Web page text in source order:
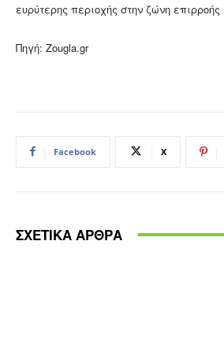
ευρύτερης περιοχής στην ζώνη επιρροής
Πηγή: Zougla.gr
Facebook X
ΣΧΕΤΙΚΑ ΑΡΘΡΑ